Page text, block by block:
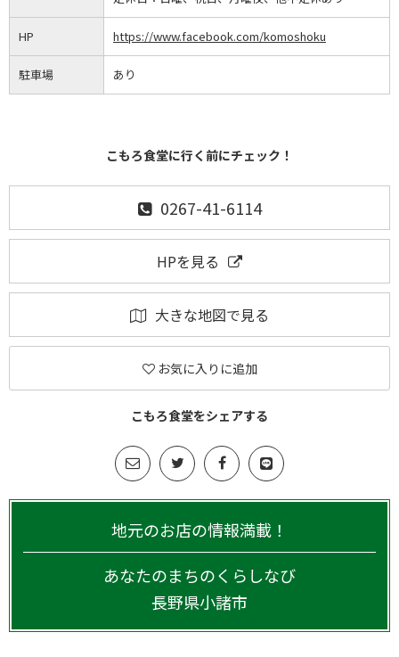
HP https://www.facebook.com/komoshoku
駐車場 あり
こもろ食堂に行く前にチェック！
0267-41-6114
HPを見る
大きな地図で見る
お気に入りに追加
こもろ食堂をシェアする
地元のお店の情報満載！
あなたのまちのくらしなび
長野県小諸市